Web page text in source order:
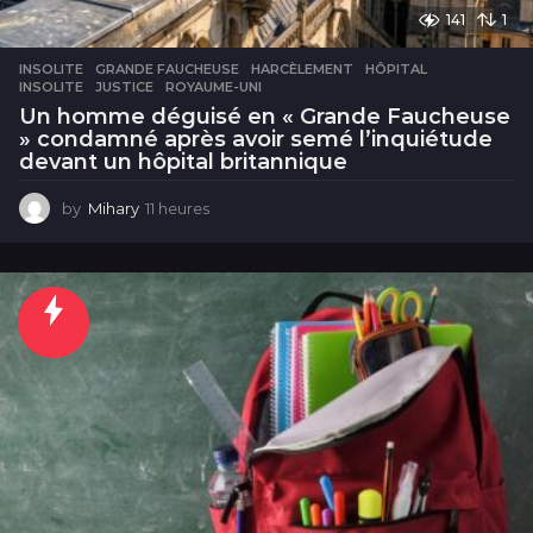
141 1
INSOLITE GRANDE FAUCHEUSE ,HARCÈLEMENT ,HÔPITAL
INSOLITE
,JUSTICE ,ROYAUME-UNI
Un homme déguisé en « Grande Faucheuse
» condamné après avoir semé l’inquiétude
devant un hôpital britannique
by Mihary 11 heures
e
u